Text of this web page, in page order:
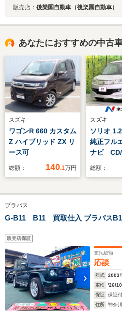
販売店： 後樂園自動車（後楽園自動車）
あなたにおすすめの中古
スズキ
ワゴンR 660 カスタム
Z ハイブリッド ZX リ
ース可
総額： 140.1万円
スズキ
ソリオ
純正フル
ナビ
地デジ
正14イ
バシーガ
総額：
ブラバス
G-B11 B11 買取仕入 ブラバス
販売店保証
支払総額
応談
年式 2003
車検
'26/10
保証
保証付
住所
神奈